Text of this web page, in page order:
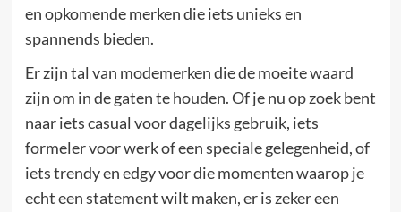
en opkomende merken die iets unieks en
spannends bieden.
Er zijn tal van modemerken die de moeite waard
zijn om in de gaten te houden. Of je nu op zoek bent
naar iets casual voor dagelijks gebruik, iets
formeler voor werk of een speciale gelegenheid, of
iets trendy en edgy voor die momenten waarop je
echt een statement wilt maken, er is zeker een